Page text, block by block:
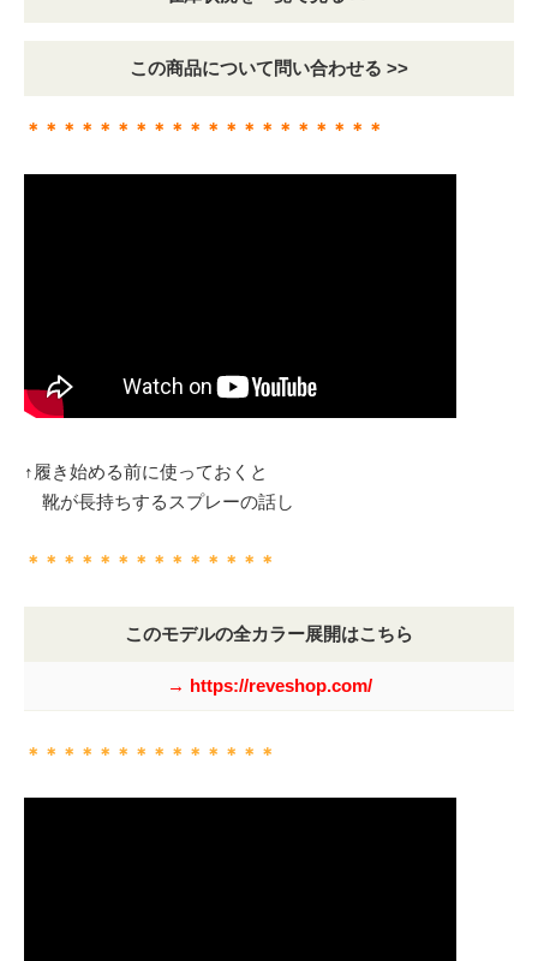
この商品について問い合わせる >>
＊＊＊＊＊＊＊＊＊＊＊＊＊＊＊＊＊＊＊＊
↑履き始める前に使っておくと
靴が長持ちするスプレーの話し
＊＊＊＊＊＊＊＊＊＊＊＊＊＊
このモデルの全カラー展開はこちら
→ https://reveshop.com/
＊＊＊＊＊＊＊＊＊＊＊＊＊＊